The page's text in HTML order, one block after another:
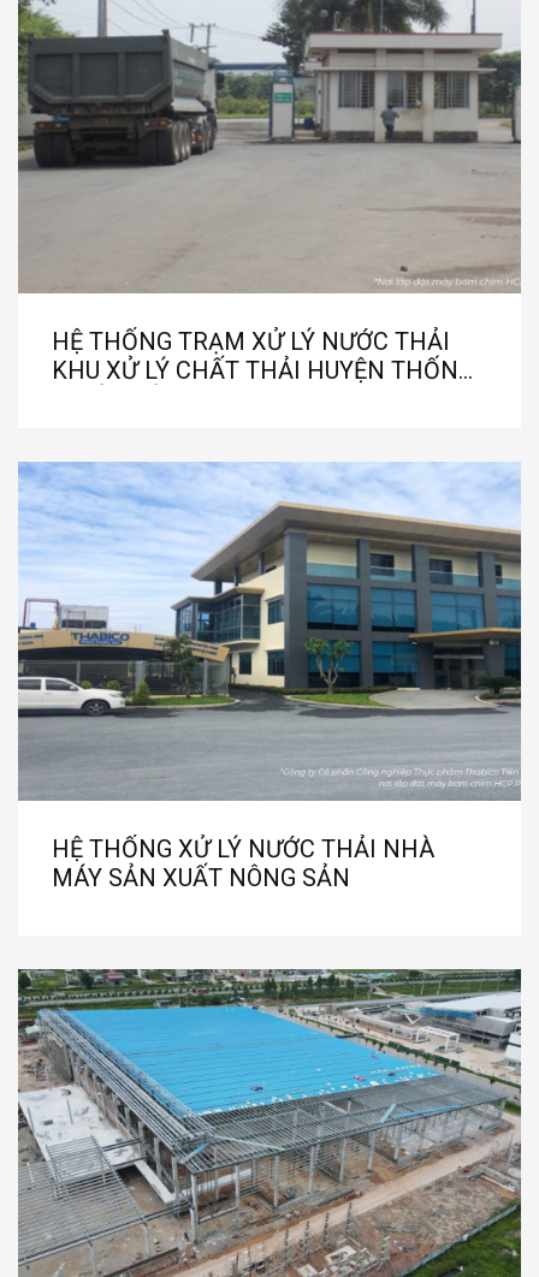
HỆ THỐNG TRẠM XỬ LÝ NƯỚC THẢI
KHU XỬ LÝ CHẤT THẢI HUYỆN THỐNG
HỆ THỐNG XỬ LÝ NƯỚC THẢI NHÀ
MÁY SẢN XUẤT NÔNG SẢN